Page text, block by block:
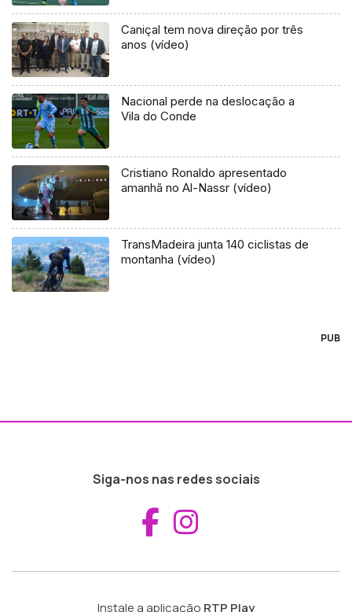
Caniçal tem nova direção por três
anos (vídeo)
Nacional perde na deslocação a
Vila do Conde
Cristiano Ronaldo apresentado
amanhã no Al-Nassr (vídeo)
TransMadeira junta 140 ciclistas de
montanha (vídeo)
PUB
Siga-nos nas redes sociais
Aceder ao
Instale a aplicação RTP Play